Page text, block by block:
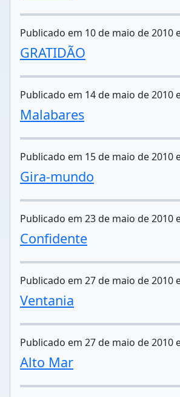
Publicado em 10 de maio de 2010
GRATIDÃO
Publicado em 14 de maio de 2010
Malabares
Publicado em 15 de maio de 2010
Gira-mundo
Publicado em 23 de maio de 2010
Confidente
Publicado em 27 de maio de 2010
Ventania
Publicado em 27 de maio de 2010
Alto Mar